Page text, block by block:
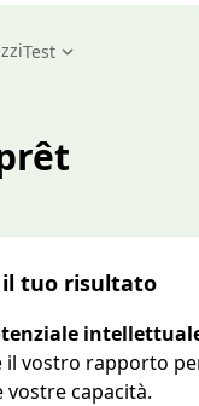
Test
tuo risultato
il vostro rapporto
vostre capacità.